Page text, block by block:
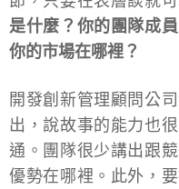
是什麼？你的團隊成
你的市場在哪裡？
開發創新管理顧問公
出，說故事的能力也
通。團隊很少講出跟
優勢在哪裡。此外，